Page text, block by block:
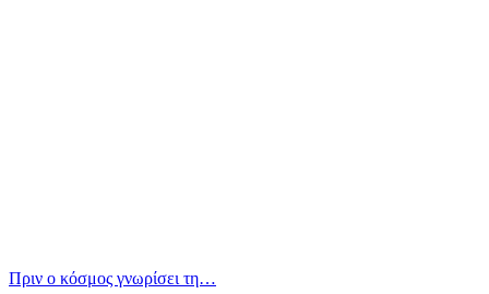
Πριν ο κόσμος γνωρίσει τη…